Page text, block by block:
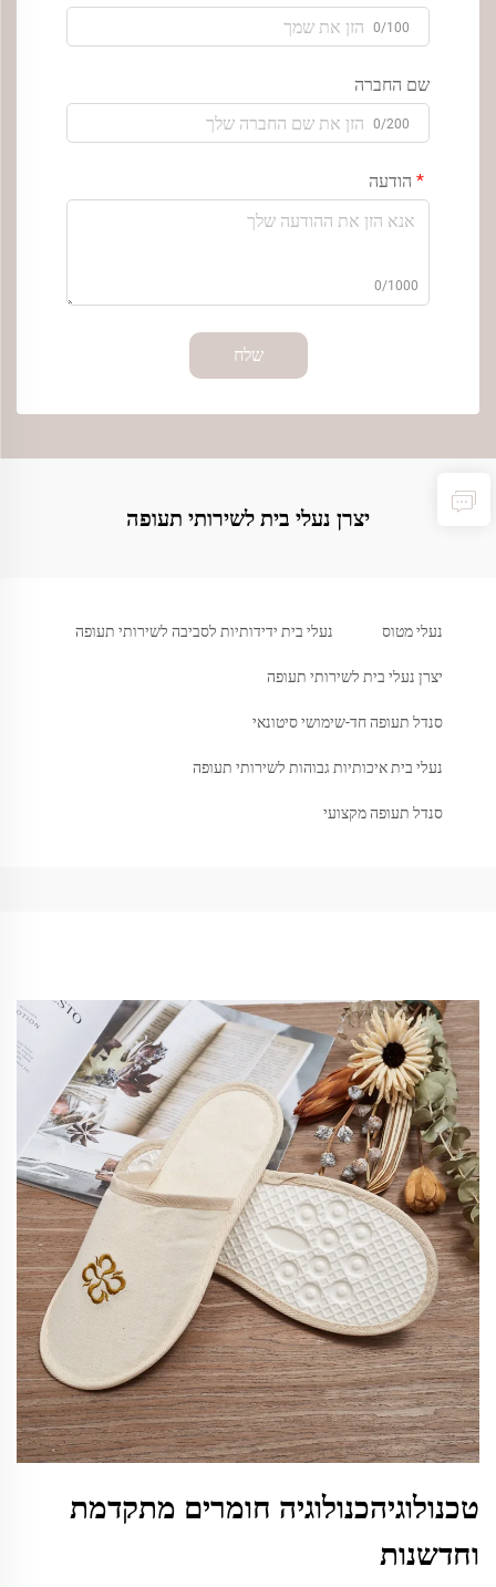
0/100
שם החברה
0/200
הודעה
0/1000
שלח
יצרן נעלי בית לשירותי תעופה
נעלי מטוס נעלי בית ידידותיות לסביבה לשירותי תעופה
יצרן נעלי בית לשירותי תעופה
סנדל תעופה חד-שימושי סיטונאי
נעלי בית איכותיות גבוהות לשירותי תעופה
סנדל תעופה מקצועי
טכנולוגיהכנולוגיה חומרים מתקדמת
וחדשנות